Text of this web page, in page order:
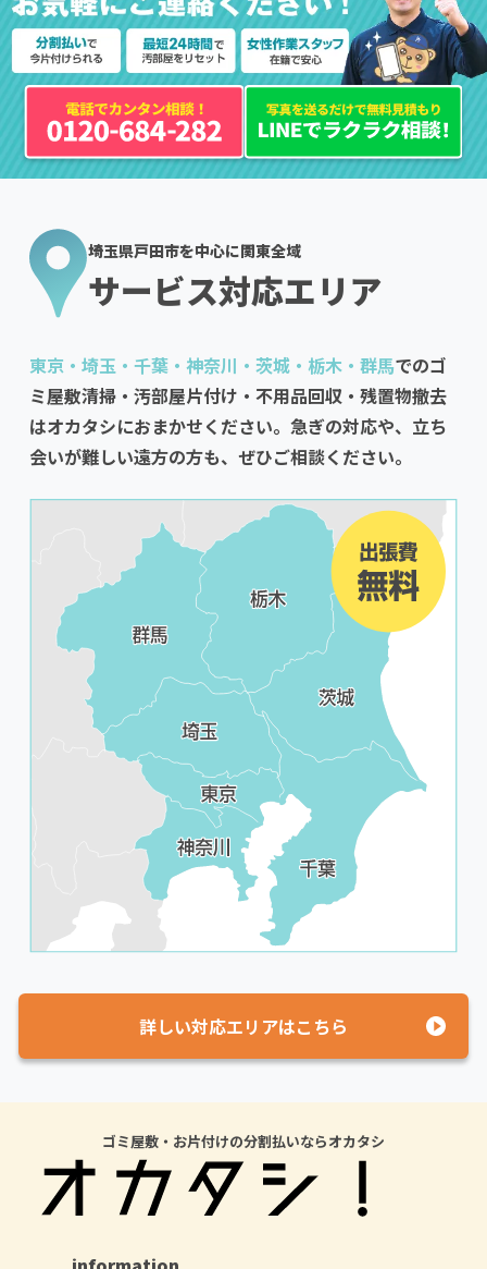
埼玉県戸田市を中心に関東全域
サービス対応エリア
東京・埼玉・千葉・神奈川・茨城・栃木・群馬でのゴ
ミ屋敷清掃・汚部屋片付け・不用品回収・残置物撤去
はオカタシにおまかせください。急ぎの対応や、立ち
会いが難しい遠方の方も、ぜひご相談ください。
詳しい対応エリアはこちら
ゴミ屋敷・お片付けの分割払いならオカタシ